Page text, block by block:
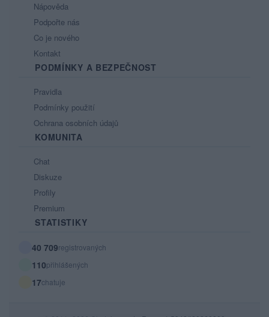
Nápověda
Podpořte nás
Co je nového
Kontakt
PODMÍNKY A BEZPEČNOST
Pravidla
Podmínky použití
Ochrana osobních údajů
KOMUNITA
Chat
Diskuze
Profily
Premium
STATISTIKY
40 709registrovaných
110přihlášených
17chatuje